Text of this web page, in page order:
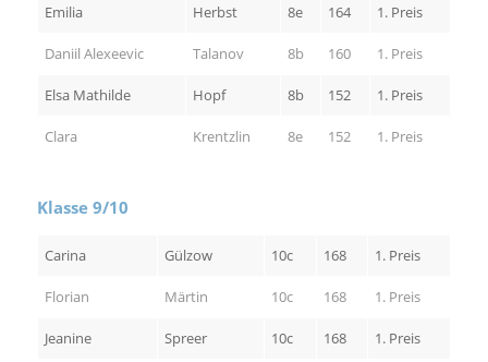
Emilia Herbst 8e 164 1. Preis
Daniil Alexeevic Talanov 8b 160 1. Preis
Elsa Mathilde Hopf 8b 152 1. Preis
Clara Krentzlin 8e 152 1. Preis
Klasse 9/10
Carina Gülzow 10c 168 1. Preis
Florian Märtin 10c 168 1. Preis
Jeanine Spreer 10c 168 1. Preis